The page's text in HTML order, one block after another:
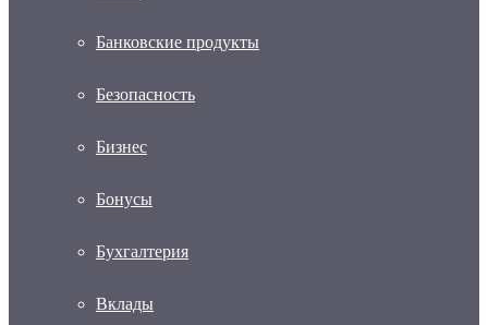
Банковские продукты
Безопасность
Бизнес
Бонусы
Бухгалтерия
Вклады